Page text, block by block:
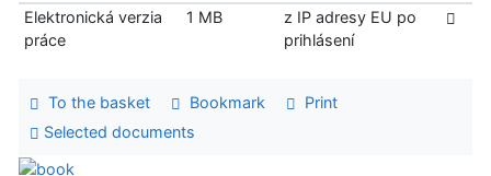
Elektronická verzia
práce
1 MB
z IP adresy EU po
prihlásení
To the basket Bookmark
Print
Selected documents